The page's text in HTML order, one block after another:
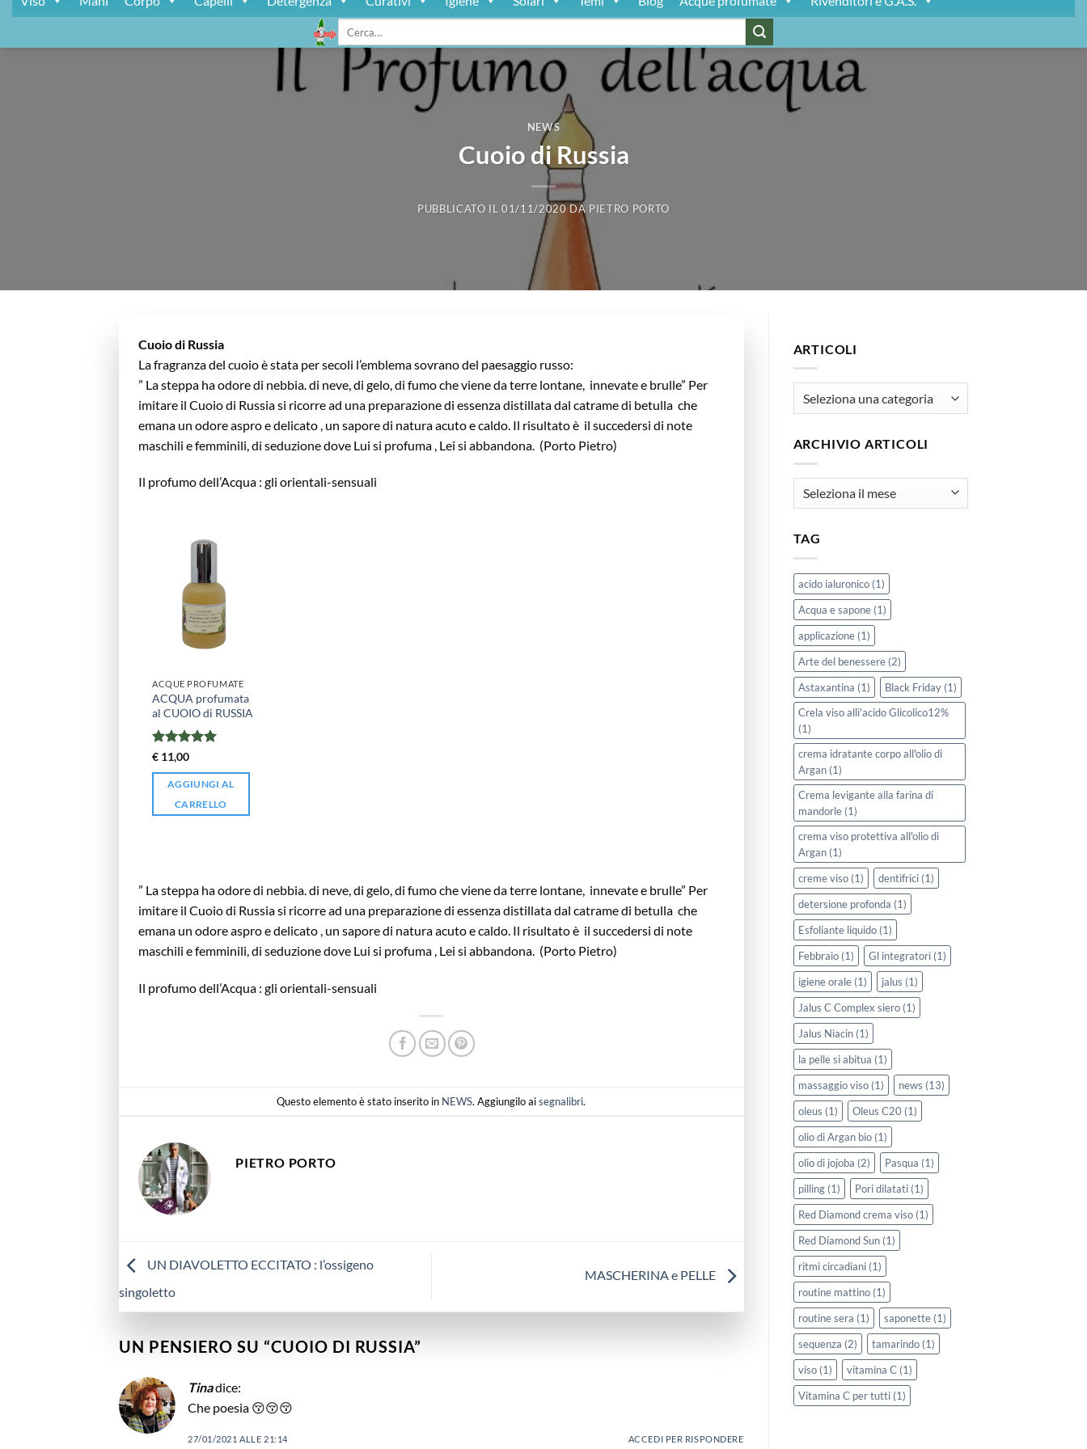
Cerca:
NEWS
Cuoio di Russia
PUBBLICATO IL01/11/2020 DA PIETRO PORTO
Cuoio di Russia
La fragranza del cuoio è stata per secoli l’emblema sovrano del paesaggio russo:
” La steppa ha odore di nebbia. di neve, di gelo, di fumo che viene da terre lontane, innevate e brulle” Per
imitare il Cuoio di Russia si ricorre ad una preparazione di essenza distillata dal catrame di betulla che
emana un odore aspro e delicato , un sapore di natura acuto e caldo. Il risultato è il succedersi di note
maschili e femminili, di seduzione dove Lui si profuma , Lei si abbandona. (Porto Pietro)
Il profumo dell’Acqua : gli orientali-sensuali
ACQUE PROFUMATE
ACQUA profumata
al CUOIO di RUSSIA
Valutato
€ 11,00
AGGIUNGI AL
CARRELLO
” La steppa ha odore di nebbia. di neve, di gelo, di fumo che viene da terre lontane, innevate e brulle” Per
imitare il Cuoio di Russia si ricorre ad una preparazione di essenza distillata dal catrame di betulla che
emana un odore aspro e delicato , un sapore di natura acuto e caldo. Il risultato è il succedersi di note
maschili e femminili, di seduzione dove Lui si profuma , Lei si abbandona. (Porto Pietro)
Il profumo dell’Acqua : gli orientali-sensuali
Questo elemento è stato inserito in NEWS. Aggiungilo aisegnalibri.
PIETRO PORTO
UN DIAVOLETTO ECCITATO : l’ossigeno
singoletto
MASCHERINA e PELLE
UN PENSIERO SU “CUOIO DI RUSSIA”
Tinadice:
Che poesia 😚😚😚
27/01/2021 ALLE 21:14 ACCEDI PER RISPONDERE
ARTICOLI
ARCHIVIO ARTICOLI
Archivio
Articoli
TAG
acido ialuronico(1)
Acqua e sapone(1)
applicazione(1)
Arte del benessere(2)
Astaxantina (1) Black Friday(1)
Crela viso allì'acido Glicolico12%
(1)
crema idratante corpo all'olio di
Argan(1)
Crema levigante alla farina di
mandorle(1)
crema viso protettiva all'olio di
Argan(1)
creme viso(1) dentifrici(1)
detersione profonda (1)
Esfoliante liquido(1)
Febbraio(1) Gl integratori(1)
igiene orale(1) jalus (1)
Jalus C Complex siero(1)
Jalus Niacin(1)
la pelle si abitua (1)
massaggio viso(1) news (13)
oleus (1) Oleus C20 (1)
olio di Argan bio(1)
olio di jojoba (2) Pasqua (1)
pilling(1) Pori dilatati(1)
Red Diamond crema viso(1)
Red Diamond Sun(1)
ritmi circadiani(1)
routine mattino(1)
routine sera (1) saponette(1)
sequenza (2) tamarindo(1)
viso(1) vitamina C(1)
Vitamina C per tutti(1)